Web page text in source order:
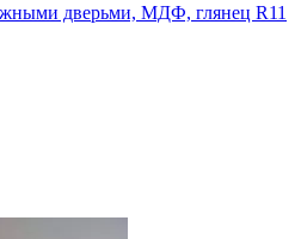
дверьми, МДФ, глянец R11